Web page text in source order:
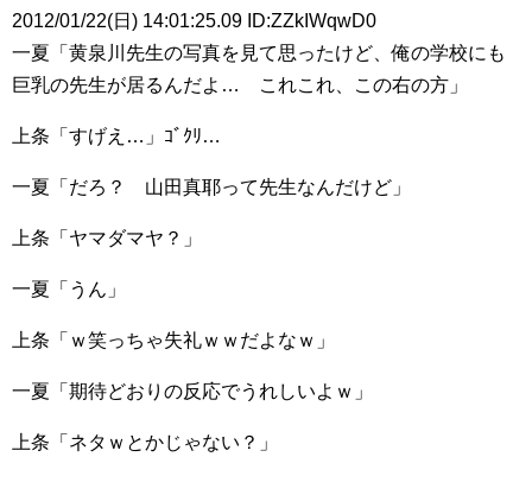
2012/01/22(日) 14:01:25.09 ID:ZZkIWqwD0
一夏「黄泉川先生の写真を見て思ったけど、俺の学校にも
巨乳の先生が居るんだよ… これこれ、この右の方」
上条「すげえ…」ｺﾞｸﾘ…
一夏「だろ？ 山田真耶って先生なんだけど」
上条「ヤマダマヤ？」
一夏「うん」
上条「ｗ笑っちゃ失礼ｗｗだよなｗ」
一夏「期待どおりの反応でうれしいよｗ」
上条「ネタｗとかじゃない？」